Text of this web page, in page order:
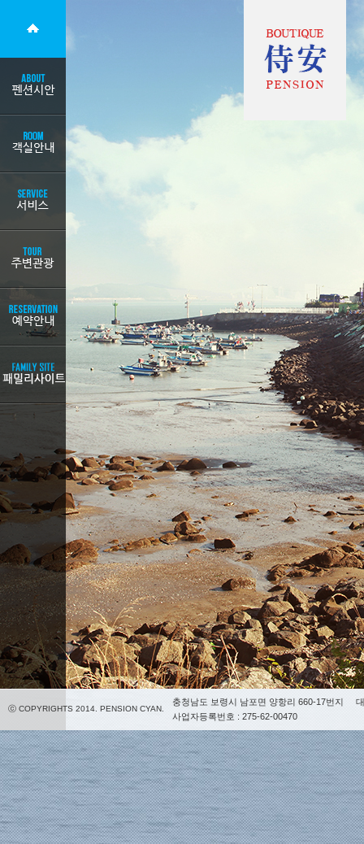
ⓒ COPYRIGHTS 2014. PENSION CYAN.
충청남도 보령시 남포면 양항리 660-17번지
사업자등록번호 : 275-62-00470